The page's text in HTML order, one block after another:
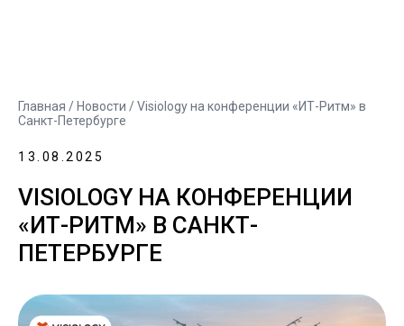
Главная / Новости / Visiology на конференции «ИТ-Ритм» в
Санкт-Петербурге
13.08.2025
VISIOLOGY НА КОНФЕРЕНЦИИ
«ИТ-РИТМ» В САНКТ-
ПЕТЕРБУРГЕ